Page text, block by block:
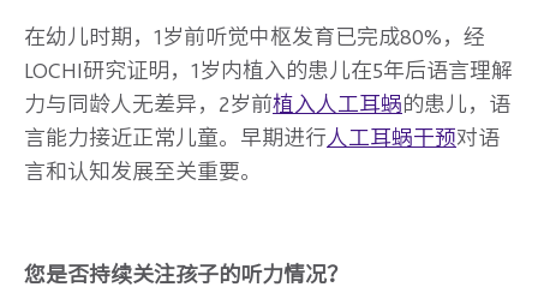
在幼儿时期，1岁前听觉中枢发育已完成80%，经
LOCHI研究证明，1岁内植入的患儿在5年后语言理解
力与同龄人无差异，2岁前植入人工耳蜗的患儿，语
言能力接近正常儿童。早期进行人工耳蜗干预对语
言和认知发展至关重要。
您是否持续关注孩子的听力情况？